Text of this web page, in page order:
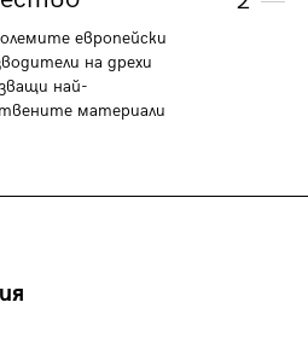
европейски
на дрехи
най-
материали